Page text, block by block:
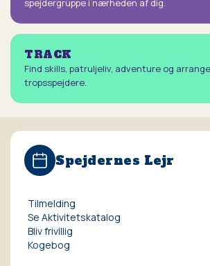
spejdergruppe i nærheden af dig.
TRACK
Find skills, patruljeliv, adventure og
tropsspejdere.
Spejdernes Lejr
Tilmelding
Se Aktivitetskatalog
Bliv frivillig
Kogebog